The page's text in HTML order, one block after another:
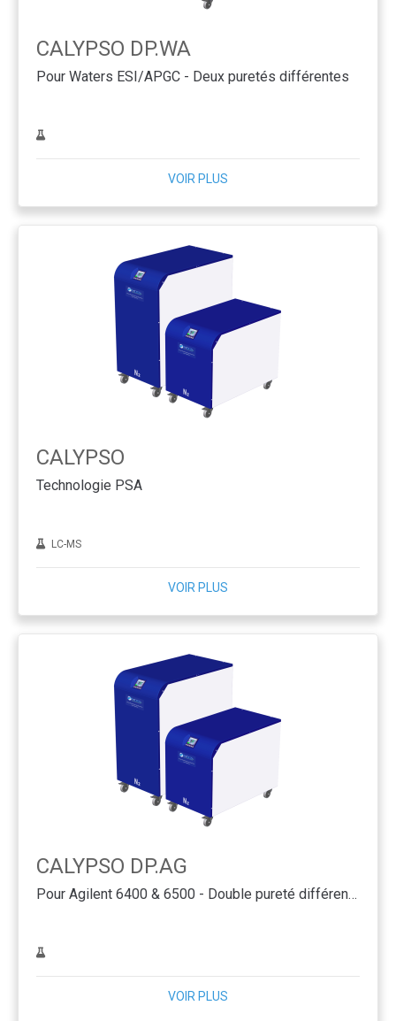
CALYPSO DP.WA
Pour Waters ESI/APGC - Deux puretés différentes
VOIR PLUS
CALYPSO
Technologie PSA
LC-MS
VOIR PLUS
CALYPSO DP.AG
Pour Agilent 6400 & 6500 - Double pureté différente
VOIR PLUS